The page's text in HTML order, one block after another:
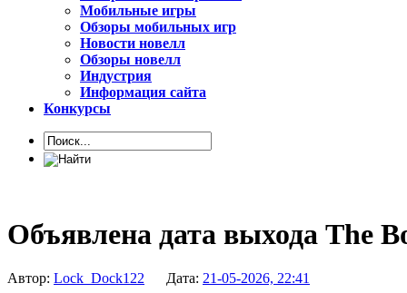
Мобильные игры
Обзоры мобильных игр
Новости новелл
Обзоры новелл
Индустрия
Информация сайта
Конкурсы
Объявлена дата выхода The
Автор: Lock_Dock122 Дата: 21-05-2026, 22:41